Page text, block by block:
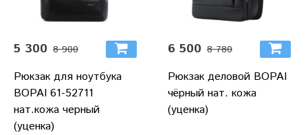
5 300 8 900
Рюкзак для ноутбука
BOPAI 61-52711
нат.кожа черный
(уценка)
6 500 8 780
Рюкзак деловой BOPAI
чёрный нат. кожа
(уценка)